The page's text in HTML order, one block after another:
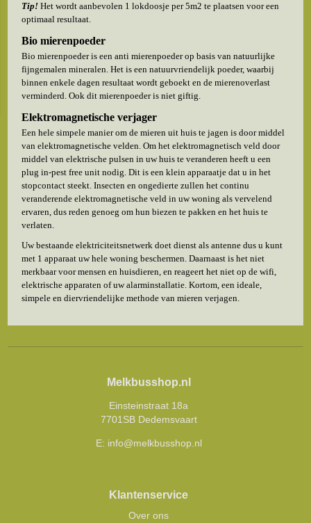
Tip! Het wordt aanbevolen 1 lokdoosje per 5m2 te plaatsen voor een
optimaal resultaat.
Bio mierenpoeder
Bio mierenpoeder is een anti mierenpoeder op basis van natuurlijke
fijngemalen mineralen. Het is een natuurvriendelijk poeder, waarbij
binnen enkele dagen resultaat wordt geboekt en de mierenoverlast
verminderd. Ook dit mierenpoeder is niet giftig.
Elektromagnetische verjager
Een hele simpele manier om de mieren uit huis te jagen is door middel
van elektromagnetische velden. Om het elektromagnetisch veld door
middel van elektrische pulsen in uw huis te veranderen heeft u een
plug in-pest free unit nodig. Dit is een klein apparaatje dat u in het
stopcontact steekt. Insecten en ongedierte zullen het continu
veranderende elektromagnetische veld in uw woning als vervelend
ervaren, dus reden genoeg om hun biezen te pakken en het huis te
verlaten.
Uw bestaande elektriciteitsnetwerk doet dienst als antenne dus u kunt
met 1 apparaat uw hele woning beschermen. Daarnaast is het niet
merkbaar voor mensen en huisdieren, en reageert het niet op de wifi,
elektrische apparaten of uw alarminstallatie. Kortom, een ideale,
simpele en diervriendelijke methode van mieren verjagen.
Melkbusshop.nl
Einsteinstraat 18a
7701SB Dedemsvaart
E: info@melkbusshop.nl
Klantenservice
Over ons